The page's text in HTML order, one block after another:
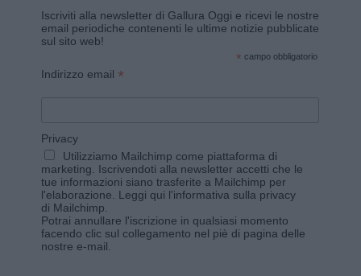
Iscriviti alla newsletter di Gallura Oggi e ricevi le nostre
email periodiche contenenti le ultime notizie pubblicate
sul sito web!
* campo obbligatorio
Indirizzo email *
Privacy
Utilizziamo Mailchimp come piattaforma di
marketing. Iscrivendoti alla newsletter accetti che le
tue informazioni siano trasferite a Mailchimp per
l'elaborazione. Leggi qui l'informativa sulla privacy
di Mailchimp
Potrai annullare l'iscrizione in qualsiasi momento
facendo clic sul collegamento nel piè di pagina delle
nostre e-mail.